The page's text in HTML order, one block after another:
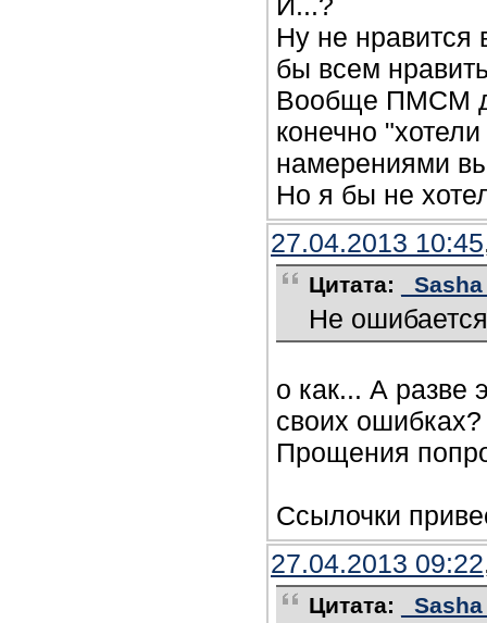
Ну не нравится
бы всем
Вообще ПМСМ
конечно
намерениями
Но я бы не
27.04.2013 10:45
Цитата:
Не ошибается
о как... А разве
своих ошибках?
Прощения
Ссылочки
27.04.2013 09:22
Цитата: